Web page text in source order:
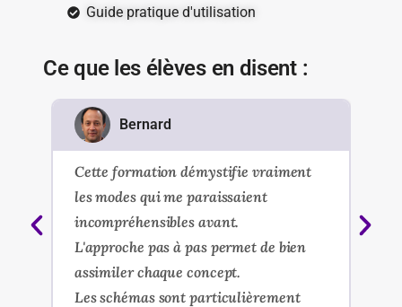
Guide pratique d'utilisation
Ce que les élèves en disent :
Bernard
Cette formation démystifie vraiment
les modes qui me paraissaient
incompréhensibles avant.
L'approche pas à pas permet de bien
assimiler chaque concept.
Les schémas sont particulièrement